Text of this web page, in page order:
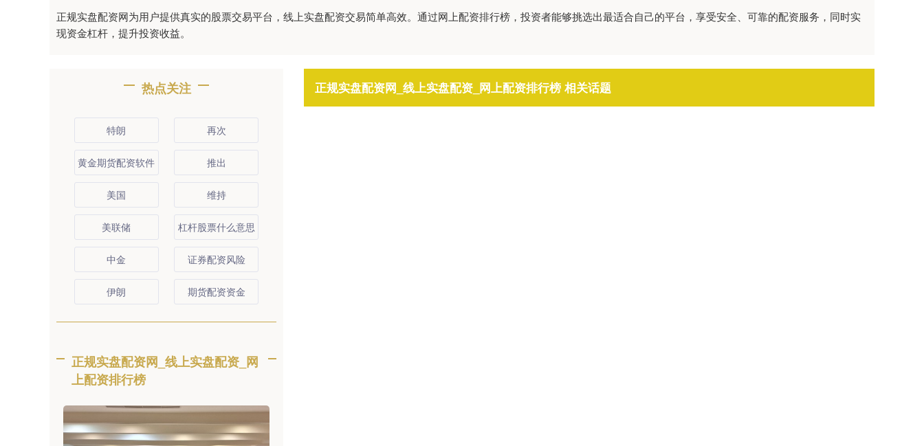
正规实盘配资网为用户提供真实的股票交易平台，线上实盘配资交易简单高效。通过网上配资排行榜，投资者能够挑选出最适合自己的平台，享受安全、可靠的配资服务，同时实
现资金杠杆，提升投资收益。
正规实盘配资网_线上实盘配资_网上配资排行榜 相关话题
热点关注
特朗 再次
黄金期货配资软件 推出
美国 维持
美联储 杠杆股票什么意思
中金 证券配资风险
伊朗 期货配资资金
正规实盘配资网_线上实盘配资_网
上配资排行榜